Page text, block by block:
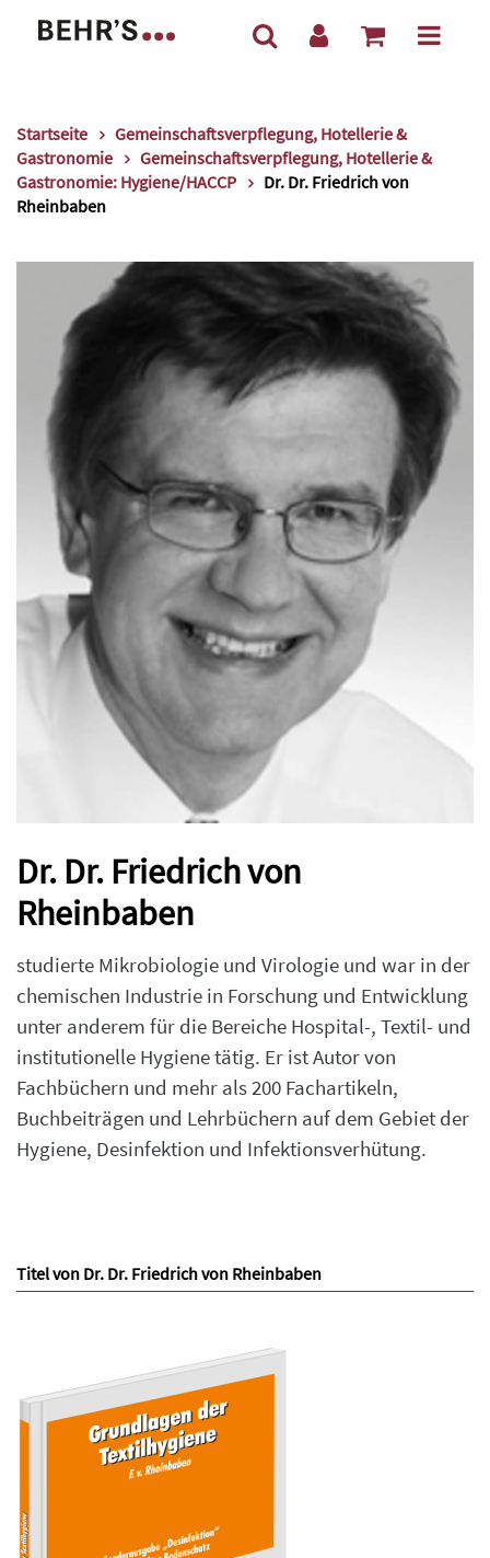
Startseite
Gemeinschaftsverpflegung, Hotellerie &
Gastronomie
Gemeinschaftsverpflegung, Hotellerie &
Gastronomie: Hygiene/HACCP
Dr. Dr. Friedrich von
Rheinbaben
Dr. Dr. Friedrich von
Rheinbaben
studierte Mikrobiologie und Virologie und war in der
chemischen Industrie in Forschung und Entwicklung
unter anderem für die Bereiche Hospital-, Textil- und
institutionelle Hygiene tätig. Er ist Autor von
Fachbüchern und mehr als 200 Fachartikeln,
Buchbeiträgen und Lehrbüchern auf dem Gebiet der
Hygiene, Desinfektion und Infektionsverhütung.
Titel von Dr. Dr. Friedrich von Rheinbaben